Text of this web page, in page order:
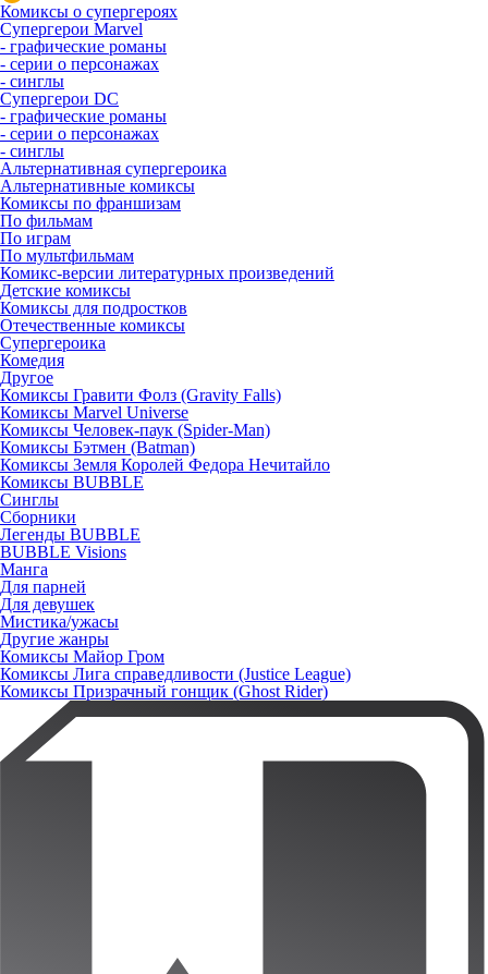
Комиксы о супергероях
Супергерои Marvel
- графические романы
- серии о персонажах
- синглы
Супергерои DC
- графические романы
- серии о персонажах
- синглы
Альтернативная супергероика
Альтернативные комиксы
Комиксы по франшизам
По фильмам
По играм
По мультфильмам
Комикс-версии литературных произведений
Детские комиксы
Комиксы для подростков
Отечественные комиксы
Супергероика
Комедия
Другое
Комиксы Гравити Фолз (Gravity Falls)
Комиксы Marvel Universe
Комиксы Человек-паук (Spider-Man)
Комиксы Бэтмен (Batman)
Комиксы Земля Королей Федора Нечитайло
Комиксы BUBBLE
Синглы
Сборники
Легенды BUBBLE
BUBBLE Visions
Манга
Для парней
Для девушек
Мистика/ужасы
Другие жанры
Комиксы Майор Гром
Комиксы Лига справедливости (Justice League)
Комиксы Призрачный гонщик (Ghost Rider)